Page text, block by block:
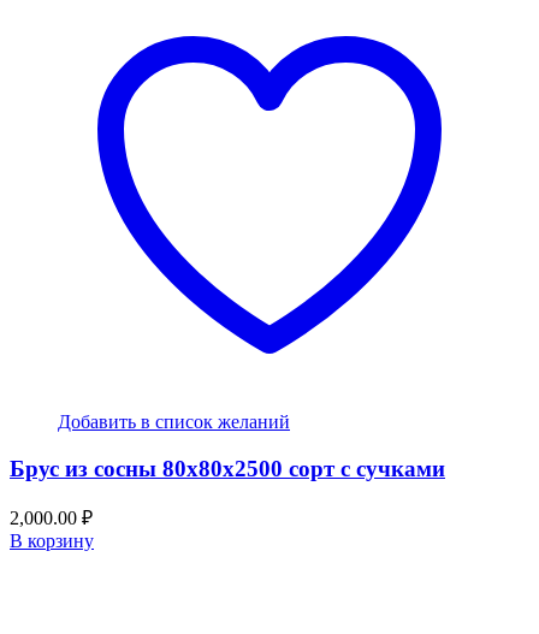
Добавить в список желаний
Брус из сосны 80x80x2500 сорт с сучками
2,000.00 ₽
В корзину